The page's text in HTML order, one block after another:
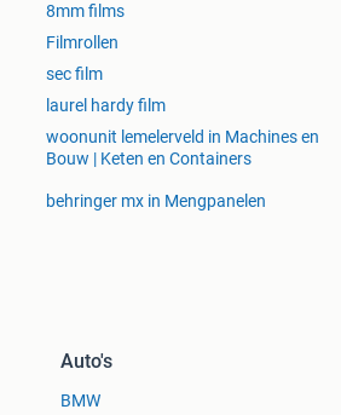
8mm films
Filmrollen
sec film
laurel hardy film
woonunit lemelerveld in Machines en
Bouw | Keten en Containers
behringer mx in Mengpanelen
Auto's
BMW